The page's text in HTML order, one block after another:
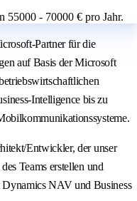
55000 - 70000 € pro Jahr.
für die
auf Basis der Microsoft
bis zu
Entwickler, der unser
Teams erstellen und
NAV und Business